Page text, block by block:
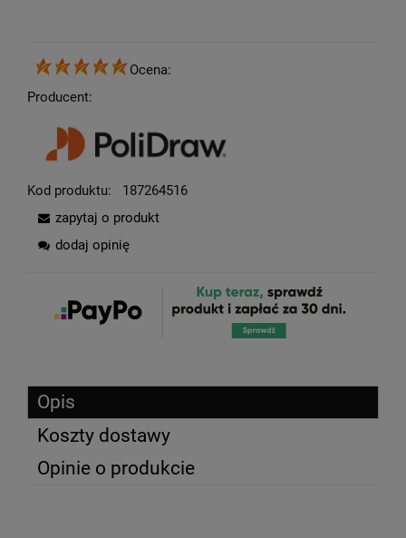
Ocena:
Producent:
Kod produktu:
187264516
zapytaj o produkt
dodaj opinię
Opis
Koszty dostawy
Opinie o produkcie